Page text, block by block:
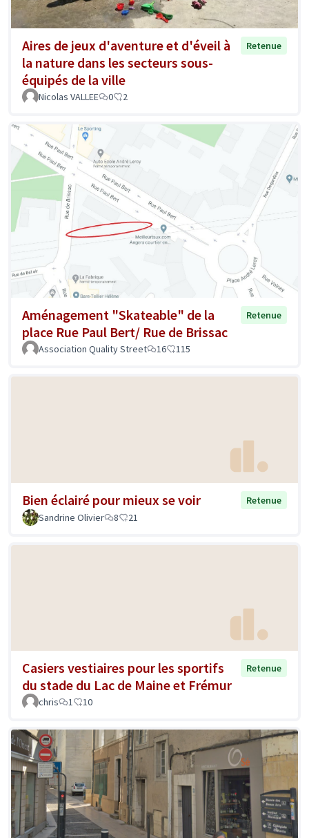
Aires de jeux d'aventure et d'éveil à
la nature dans les secteurs sous-
équipés de la ville
Retenue
Nicolas VALLEE 0 2
Aménagement "Skateable" de la
place Rue Paul Bert/ Rue de Brissac
Retenue
Association Quality Street 16 115
Bien éclairé pour mieux se voir
Retenue
Sandrine Olivier
8 21
Casiers vestiaires pour les sportifs
du stade du Lac de Maine et Frémur
Retenue
chris 1 10